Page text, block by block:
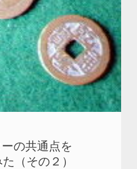
の共通点を
（その２）